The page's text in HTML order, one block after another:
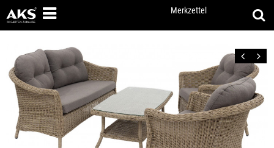
Merkzettel
Zurück Vor